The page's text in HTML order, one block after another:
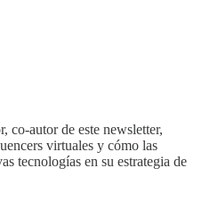
co-autor de este newsletter,
virtuales y cómo las
tecnologías en su estrategia de